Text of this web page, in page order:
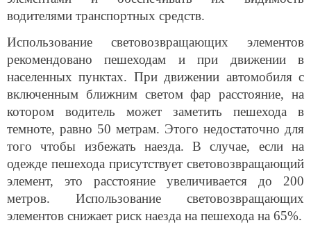
водителями транспортных средств.
Использование световозвращающих элементов
рекомендовано пешеходам и при движении в
населенных пунктах. При движении автомобиля с
включенным ближним светом фар расстояние, на
котором водитель может заметить пешехода в
темноте, равно 50 метрам. Этого недостаточно для
того чтобы избежать наезда. В случае, если на
одежде пешехода присутствует световозвращающий
элемент, это расстояние увеличивается до 200
метров. Использование световозвращающих
элементов снижает риск наезда на пешехода на 65%.